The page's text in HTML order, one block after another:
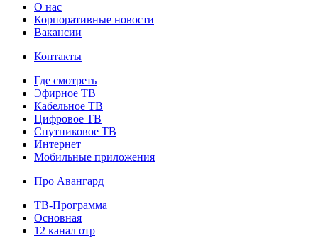
О нас
Корпоративные новости
Вакансии
Контакты
Где смотреть
Эфирное ТВ
Кабельное ТВ
Цифровое ТВ
Спутниковое ТВ
Интернет
Мобильные приложения
Про Авангард
ТВ-Программа
Основная
12 канал отр